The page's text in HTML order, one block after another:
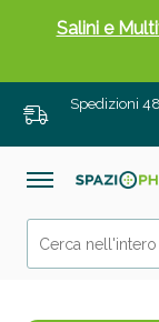
Spedizioni
Salini e